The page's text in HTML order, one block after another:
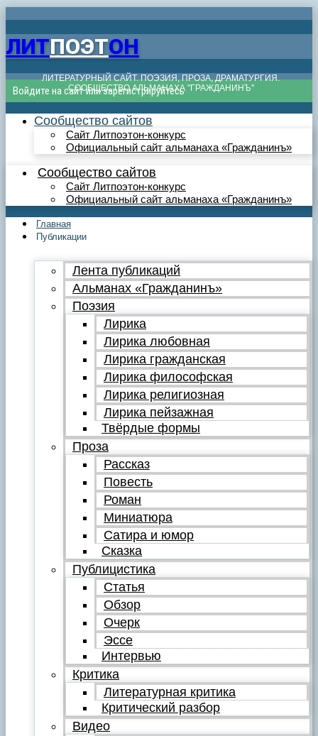
ЛИТПОЭТОН
ЛИТЕРАТУРНЫЙ САЙТ. ПОЭЗИЯ, ПРОЗА, ДРАМАТУРГИЯ.
СООБЩЕСТВО АЛЬМАНАХА "ГРАЖДАНИНЪ"
Войдите на сайт или зарегистрируйтесь
Сообщество сайтов
Сайт Литпоэтон-конкурс
Официальный сайт альманаха «Гражданинъ»
Сообщество сайтов
Сайт Литпоэтон-конкурс
Официальный сайт альманаха «Гражданинъ»
Главная
Публикации
Лента публикаций
Альманах «Гражданинъ»
Поэзия
Лирика
Лирика любовная
Лирика гражданская
Лирика философская
Лирика религиозная
Лирика пейзажная
Твёрдые формы
Проза
Рассказ
Повесть
Роман
Миниатюра
Сатира и юмор
Сказка
Публицистика
Статья
Обзор
Очерк
Эссе
Интервью
Критика
Литературная критика
Критический разбор
Видео